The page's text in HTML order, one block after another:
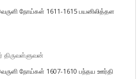
நோய்கள் 1611-1615 பயனிலித்தள
திருவள்ளுவன்
நோய்கள் 1607-1610 பந்தய ஊர்தி